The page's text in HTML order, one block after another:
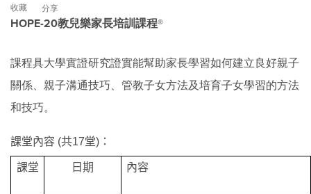
收藏 分享
HOPE-20教兒樂家長培訓課程®
課程具大學實證研究證實能幫助家長學習如何建立良好親子
關係、親子溝通技巧、管教子女方法及培育子女學習的方法
和技巧。
課堂內容 (共17堂)：
課堂 日期 內容